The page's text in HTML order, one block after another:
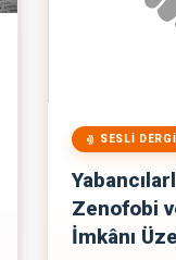
SESLI DERGI
Zenofobi
İmkânı